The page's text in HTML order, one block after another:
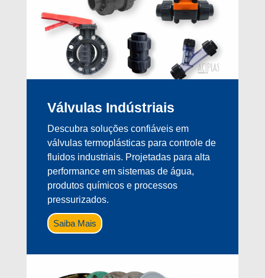
Válvulas Indústriais
Descubra soluções confiáveis em
válvulas termoplásticas para controle de
fluidos industriais. Projetadas para alta
performance em sistemas de água,
produtos químicos e processos
pressurizados.
Saiba Mais